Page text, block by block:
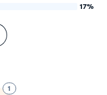
17%
1